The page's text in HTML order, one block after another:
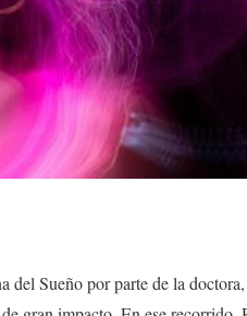
del Sueño por parte de la